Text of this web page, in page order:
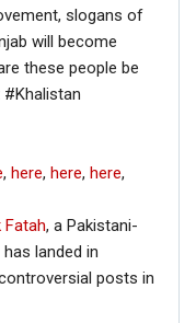
slogans of
will become
these people be
#Khalistan
, here, here, here,
Fatah, a Pakistani-
landed in
posts in